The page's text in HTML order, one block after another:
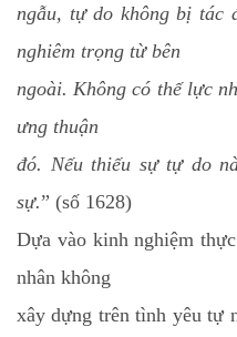
ngẫu, tự do không bị tác
nghiêm trọng từ bên
ngoài. Không có thế lực
ưng thuận
đó. Nếu thiếu sự tự do
sự.” (số 1628)
Dựa vào kinh nghiệm
nhân không
xây dựng trên tình yêu tự